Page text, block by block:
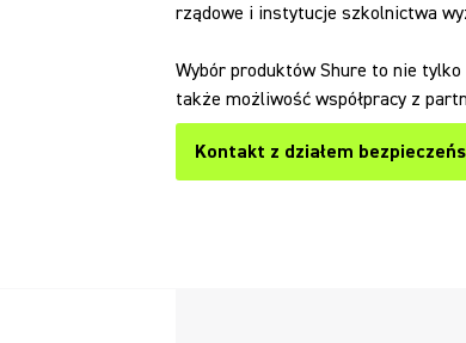
rządowe i instytucje szkolnictwa
Wybór produktów Shure to nie
także możliwość współpracy z
Kontakt z działem